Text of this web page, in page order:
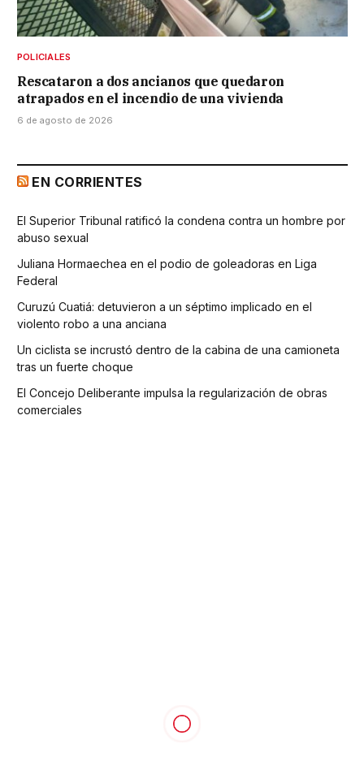
POLICIALES
Rescataron a dos ancianos que quedaron
atrapados en el incendio de una vivienda
6 de agosto de 2026
EN CORRIENTES
El Superior Tribunal ratificó la condena contra un hombre por
abuso sexual
Juliana Hormaechea en el podio de goleadoras en Liga
Federal
Curuzú Cuatiá: detuvieron a un séptimo implicado en el
violento robo a una anciana
Un ciclista se incrustó dentro de la cabina de una camioneta
tras un fuerte choque
El Concejo Deliberante impulsa la regularización de obras
comerciales